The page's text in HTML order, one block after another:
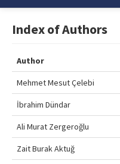
Online First
Aims and Scope
Editorial Board
Instructions to Authors
Copyright Transfer Form
Index of Authors
Author
Mehmet Mesut Çelebi
İbrahim Dündar
Ali Murat Zergeroğlu
Zait Burak Aktuğ